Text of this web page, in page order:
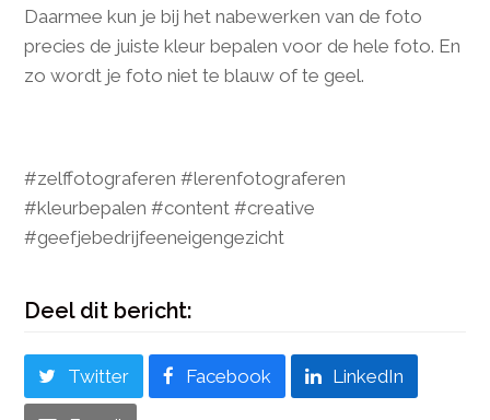
Daarmee kun je bij het nabewerken van de foto
precies de juiste kleur bepalen voor de hele foto. En
zo wordt je foto niet te blauw of te geel.
#zelffotograferen #lerenfotograferen
#kleurbepalen #content #creative
#geefjebedrijfeeneigengezicht
Deel dit bericht:
Twitter Facebook LinkedIn